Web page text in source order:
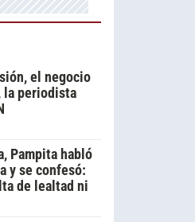
el negocio
la periodista
Pampita habló
y se confesó:
de lealtad ni